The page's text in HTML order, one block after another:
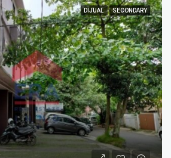
DIJUAL SECONDARY